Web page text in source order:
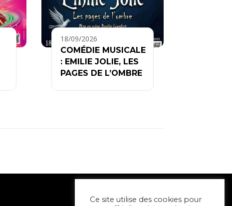
18/09/2026
COMÉDIE MUSICALE
: EMILIE JOLIE, LES
PAGES DE L’OMBRE
Ce site utilise des cookies pour